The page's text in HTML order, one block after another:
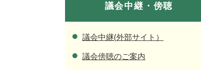
議会中継・傍聴
議会中継(外部サイト）
議会傍聴のご案内